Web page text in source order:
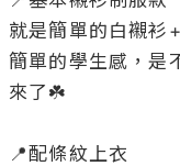
就是簡單的白襯衫
簡單的學生感，是
來了☘️
📍配條紋上衣